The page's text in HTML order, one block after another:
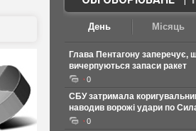
День Місяць
Глава Пентагону
вичерпуються запаси ракет
0
СБУ затримала
наводив ворожі удари по
0